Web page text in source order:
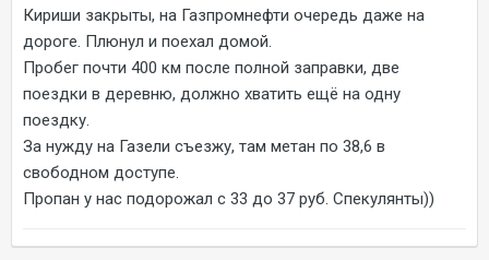
Кириши закрыты, на Газпромнефти очередь даже на
дороге. Плюнул и поехал домой.
Пробег почти 400 км после полной заправки, две
поездки в деревню, должно хватить ещё на одну
поездку.
За нужду на Газели съезжу, там метан по 38,6 в
свободном доступе.
Пропан у нас подорожал с 33 до 37 руб. Спекулянты))